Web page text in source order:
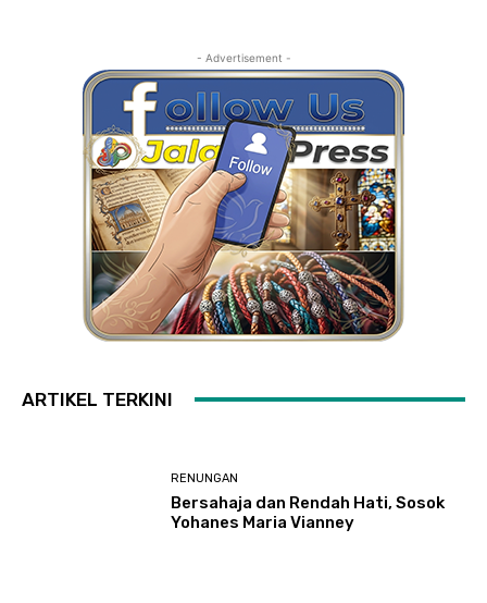
- Advertisement -
ARTIKEL TERKINI
RENUNGAN
Bersahaja dan Rendah Hati, Sosok
Yohanes Maria Vianney